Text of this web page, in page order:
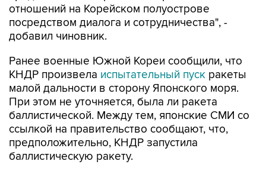
отношений на Корейском полуострове
посредством диалога и сотрудничества", -
добавил чиновник.
Ранее военные Южной Кореи сообщили, что
КНДР произвела испытательный пуск ракеты
малой дальности в сторону Японского моря.
При этом не уточняется, была ли ракета
баллистической. Между тем, японские СМИ со
ссылкой на правительство сообщают, что,
предположительно, КНДР запустила
баллистическую ракету.